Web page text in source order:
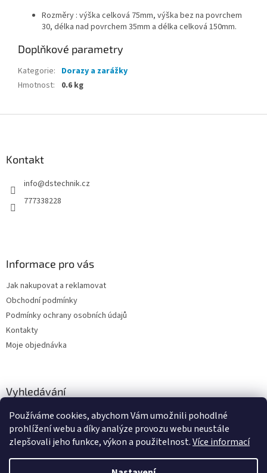
Používáme cookies, abychom Vám umožnili pohodlné
prohlížení webu a díky analýze provozu webu neustále
zlepšovali jeho funkce, výkon a použitelnost.Více informací
Rozměry : výška celková 75mm, výška bez na povrchem
30, délka nad povrchem 35mm a délka celková 150mm.
Doplňkové parametry
Kategorie: Dorazy a zarážky
Hmotnost: 0.6 kg
Kontakt
info@dstechnik.cz
777338228
Informace pro vás
Jak nakupovat a reklamovat
Obchodní podmínky
Podmínky ochrany osobních údajů
Kontakty
Moje objednávka
Vyhledávání
HLEDAT